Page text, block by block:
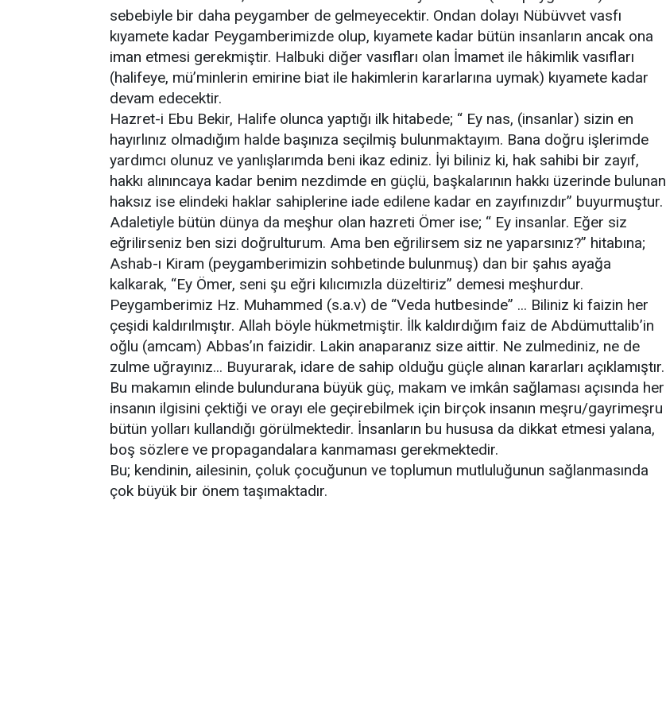
sebebiyle bir daha peygamber de gelmeyecektir. Ondan dolayı Nübüvvet vasfı
kıyamete kadar Peygamberimizde olup, kıyamete kadar bütün insanların ancak ona
iman etmesi gerekmiştir. Halbuki diğer vasıfları olan İmamet ile hâkimlik vasıfları
(halifeye, mü’minlerin emirine biat ile hakimlerin kararlarına uymak) kıyamete kadar
devam edecektir.
Hazret-i Ebu Bekir, Halife olunca yaptığı ilk hitabede; “ Ey nas, (insanlar) sizin en
hayırlınız olmadığım halde başınıza seçilmiş bulunmaktayım. Bana doğru işlerimde
yardımcı olunuz ve yanlışlarımda beni ikaz ediniz. İyi biliniz ki, hak sahibi bir zayıf,
hakkı alınıncaya kadar benim nezdimde en güçlü, başkalarının hakkı üzerinde bulunan
haksız ise elindeki haklar sahiplerine iade edilene kadar en zayıfınızdır” buyurmuştur.
Adaletiyle bütün dünya da meşhur olan hazreti Ömer ise; “ Ey insanlar. Eğer siz
eğrilirseniz ben sizi doğrulturum. Ama ben eğrilirsem siz ne yaparsınız?” hitabına;
Ashab-ı Kiram (peygamberimizin sohbetinde bulunmuş) dan bir şahıs ayağa
kalkarak, “Ey Ömer, seni şu eğri kılıcımızla düzeltiriz” demesi meşhurdur.
Peygamberimiz Hz. Muhammed (s.a.v) de “Veda hutbesinde” ... Biliniz ki faizin her
çeşidi kaldırılmıştır. Allah böyle hükmetmiştir. İlk kaldırdığım faiz de Abdümuttalib’in
oğlu (amcam) Abbas’ın faizidir. Lakin anaparanız size aittir. Ne zulmediniz, ne de
zulme uğrayınız... Buyurarak, idare de sahip olduğu güçle alınan kararları açıklamıştır.
Bu makamın elinde bulundurana büyük güç, makam ve imkân sağlaması açısında her
insanın ilgisini çektiği ve orayı ele geçirebilmek için birçok insanın meşru/gayrimeşru
bütün yolları kullandığı görülmektedir. İnsanların bu hususa da dikkat etmesi yalana,
boş sözlere ve propagandalara kanmaması gerekmektedir.
Bu; kendinin, ailesinin, çoluk çocuğunun ve toplumun mutluluğunun sağlanmasında
çok büyük bir önem taşımaktadır.